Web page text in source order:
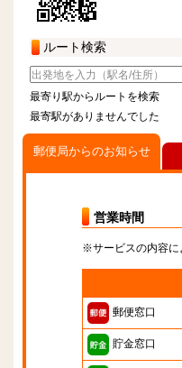
ルート検索
最寄り駅からルートを検索
最寄駅がありませんでした
郵便局からのお知らせ
営業時間
※サービスの内容に
郵便窓口
貯金窓口